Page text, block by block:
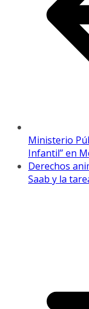
Ministerio
Infantil” en
Derechos
Saab y la